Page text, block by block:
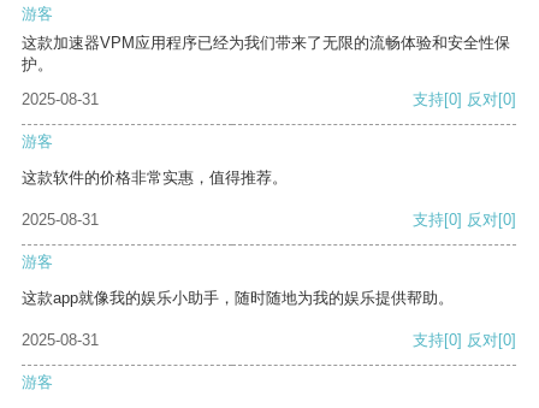
游客
这款加速器VPM应用程序已经为我们带来了无限的流畅体验和安全性保
护。
2025-08-31
支持[0] 反对[0]
游客
这款软件的价格非常实惠，值得推荐。
2025-08-31 支持[0] 反对[0]
游客
这款app就像我的娱乐小助手，随时随地为我的娱乐提供帮助。
2025-08-31 支持[0] 反对[0]
游客